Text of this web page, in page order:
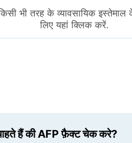
भी तरह के व्यावसायिक
लिए यहां क्लिक करें.
हैं की AFP फ़ैक्ट चेक करे?